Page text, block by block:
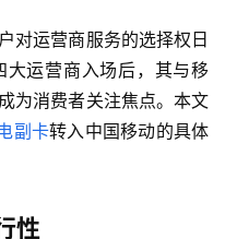
对运营商服务的选择权日
运营商入场后，其与移
为消费者关注焦点。本文
副卡转入中国移动的具体
性